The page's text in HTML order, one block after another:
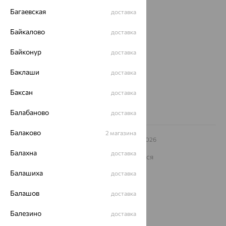
ул. Зегеля, 27/2
8 (800) 250-02-30
– 2026
На информационном ресурсе применяются
Багаевская доставка
Байкалово доставка
Байконур доставка
Баклаши доставка
Баксан доставка
Балабаново доставка
Балаково 2 магазина
Балахна доставка
Балашиха доставка
Балашов доставка
Балезино доставка